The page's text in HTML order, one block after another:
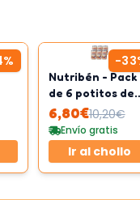
% -33
Nutribén - Pack
de 6 potitos de
menestra de
cordero
6,80€10,20€
Envío gratis
Ir al chollo